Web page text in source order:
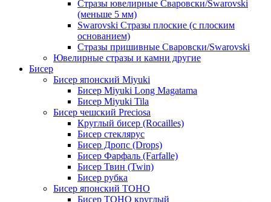
Стразы ювелирные Сваровски/Swarovski
(меньше 5 мм)
Swarovski Стразы плоские (с плоским
основанием)
Стразы пришивные Сваровски/Swarovski
Ювелирные стразы и камни другие
Бисер
Бисер японский Miyuki
Бисер Miyuki Long Magatama
Бисер Miyuki Tila
Бисер чешский Preciosa
Круглый бисер (Rocailles)
Бисер стеклярус
Бисер Дропс (Drops)
Бисер Фарфаль (Farfalle)
Бисер Твин (Twin)
Бисер рубка
Бисер японский TOHO
Бисер TOHO круглый